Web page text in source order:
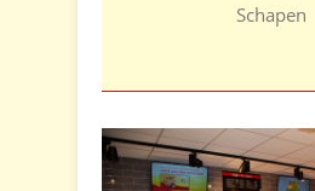
Schapen